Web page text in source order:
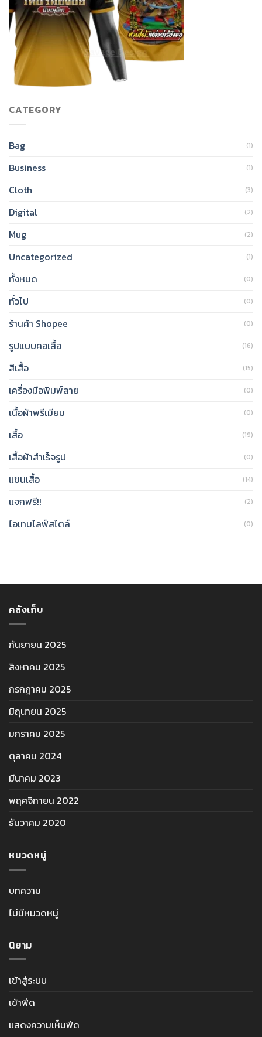
CATEGORY
Bag (1)
Business (1)
Cloth (3)
Digital (2)
Mug (2)
Uncategorized (1)
ทั้งหมด (0)
ทั่วไป (0)
ร้านค้า Shopee (0)
รูปแบบคอเสื้อ (16)
สีเสื้อ (15)
เครื่องมือพิมพ์ลาย (0)
เนื้อผ้าพรีเมียม (0)
เสื้อ (19)
เสื้อผ้าสำเร็จรูป (0)
แขนเสื้อ (14)
แจกฟรี!! (2)
ไอเทมไลฟ์สไตล์ (0)
คลังเก็บ
กันยายน 2025
สิงหาคม 2025
กรกฎาคม 2025
มิถุนายน 2025
มกราคม 2025
ตุลาคม 2024
มีนาคม 2023
พฤศจิกายน 2022
ธันวาคม 2020
หมวดหมู่
บทความ
ไม่มีหมวดหมู่
นิยาม
เข้าสู่ระบบ
เข้าฟีด
แสดงความเห็นฟีด